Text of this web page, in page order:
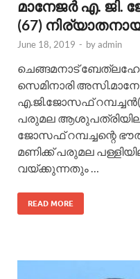
മാനേജർ എ. ജി.
(67)
June 18, 2019 - byadmin
ചെങ്ങമനാട്
സെമിനാരി
എ.ജി.ജോസഫ്
പരുമല ആശുപത്രിയില്
ജോസഫ് റമ്പച്ചന്റെ
മണിക്ക് പരുമല
വയ്ക്കുന്നതും …
READ MORE